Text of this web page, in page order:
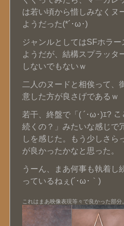
は若い頃から惜しみなくヌ
ようだった(*´･ω･)
ジャンルとしてはSFホラ
ようだが、結構スプラッタ
しないでもないｗ
二人のヌードと相俟って、
意した方が良さげであるｗ
若干、終盤で「( ´･ω･)ｴ?
続くの？」みたいな感じで
しを感じた。もう少しさら
が良かったかなと思った。
うーん、まあ何事も執着し
っているねぇ(´･ω･｀)
これはまあ映像表現等々で良かった部分。